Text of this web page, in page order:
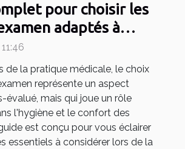
pour choisir les
adaptés à
médicale
de la pratique médicale, le choix
représente un aspect
évalué, mais qui joue un rôle
l'hygiène et le confort des
est conçu pour vous éclairer
essentiels à considérer lors de la